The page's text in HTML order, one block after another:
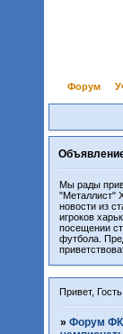
Форум
Мы рады
"Металлист"
новости из
игроков
посещении
футбола.
Привет, Гость!
» Форум ФК